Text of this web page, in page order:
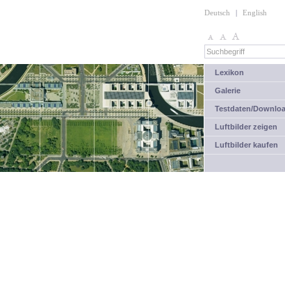
Deutsch | English
Lexikon
Galerie
Testdaten/
Luftbilder zeigen
Luftbilder kaufen